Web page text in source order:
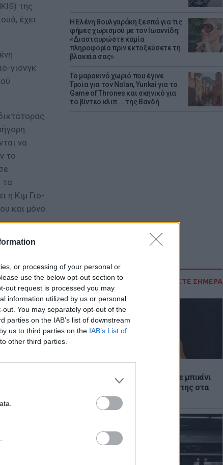
or processing of your personal or
use the below opt-out section to
out request is processed you may
information utilized by us or personal
You may separately opt-out of the
parties on the IAB’s list of downstream
us to third parties on the IAB’s List of
other third parties.
Η Ελένη Βουλγαράκη ξεσπά για τις
φήμες χωρισμού με τον Ιωαννίδη:
«Διασταυρώστε καμία
πληροφορία πριν εκτοξεύσετε τη
βλακεία σας»
Το μαροκινό χωριό που έγινε
Τροία για τον Nolan, Yunkai για το
Game of Thrones και σκηνικό για
το βίντεο κλιπ ... της Βανδή
ΔΙΑΒΑΣΤΕ ΣΗΜΕΡΑ
Η Τατιάνα Στεφανίδου φόρεσε μπικίνι
και εντυπωσίασε με το κορμί της στα
καταγάλανα νερά του Ιονίου
) της
έχει
γιονγκ
να
το
τα
η Κιμ Γιο-
και μόνο.